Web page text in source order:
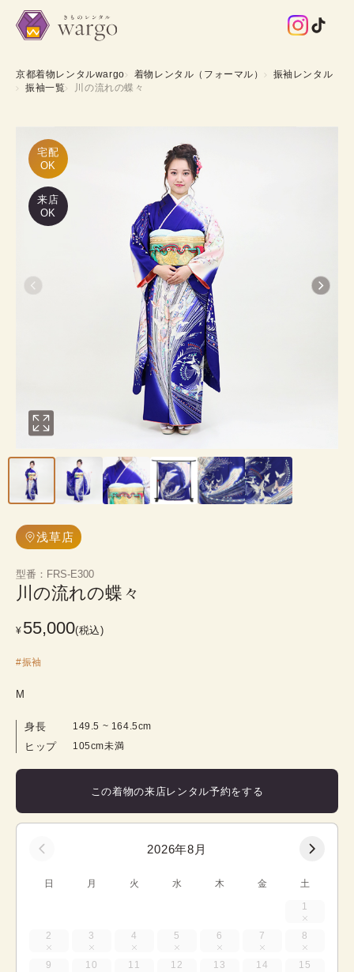
京都着物レンタルwargo 着物レンタル（フォーマル）
振袖レンタル
振袖一覧
川の流れの蝶々
宅配
OK
来店
OK
浅草店
型番 ： FRS-E300
川の流れの蝶々
¥ 55,000(税込)
#振袖
M
身長 149.5 ~ 164.5cm
ヒップ 105cm未満
この着物の来店レンタル予約をする
2026年8月
日 月 火 水 木 金 土
1
2 3 4 5 6 7 8
9 10 11 12 13 14 15